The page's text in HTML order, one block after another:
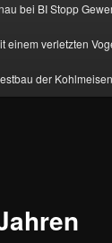
bei BI Stopp
einem verletzten
der Kohlmeisen